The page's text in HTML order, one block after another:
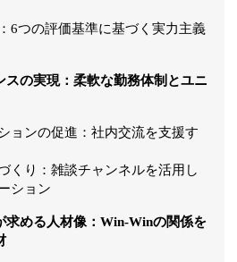
6つの評価基準に基づく実力主義
スの実現：柔軟な勤務体制とユニ
ョンの促進：社内交流を支援す
くり：雑談チャンネルを活用し
ション
求める人材像：Win-Winの関係を